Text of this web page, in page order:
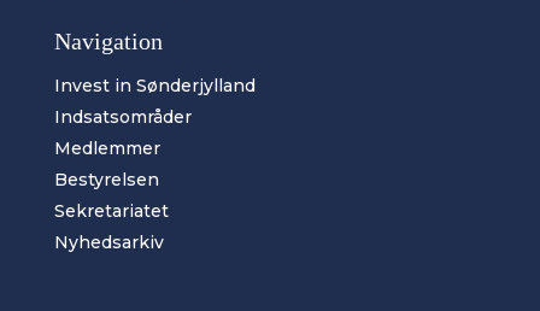
Navigation
Invest in Sønderjylland
Indsatsområder
Medlemmer
Bestyrelsen
Sekretariatet
Nyhedsarkiv